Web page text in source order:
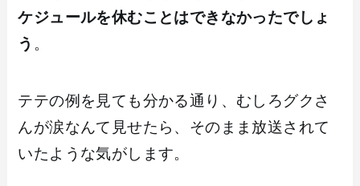
ケジュールを休むことはできなかったでしょ
う 。
テテの例を見ても分かる通り、むしろグクさ
んが涙なんて見せたら、そのまま放送されて
いたような気がします。